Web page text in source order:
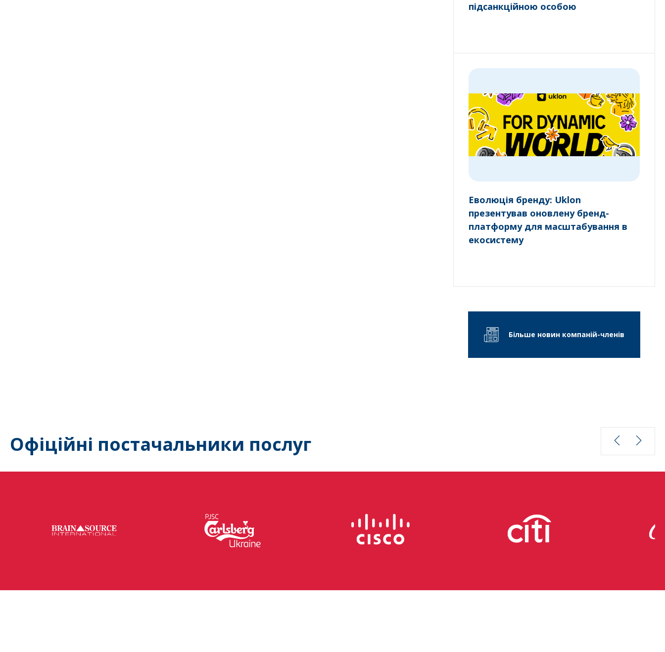
підсанкційною особою
Еволюція бренду: Uklon
презентував оновлену бренд-
платформу для масштабування в
екосистему
Більше новин компаній-членів
Офіційні постачальники послуг